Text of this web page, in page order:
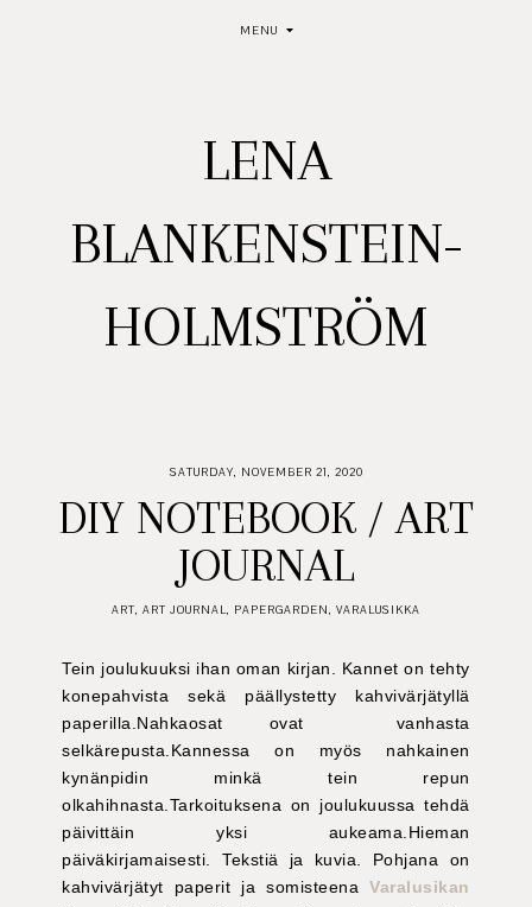
MENU
LENA
BLANKENSTEIN-
HOLMSTRÖM
SATURDAY, NOVEMBER 21, 2020
DIY NOTEBOOK / ART
JOURNAL
ART, ART JOURNAL, PAPERGARDEN, VARALUSIKKA
Tein joulukuuksi ihan oman kirjan. Kannet on tehty
konepahvista sekä päällystetty kahvivärjätyllä
paperilla.Nahkaosat ovat vanhasta
selkärepusta.Kannessa on myös nahkainen
kynänpidin minkä tein repun
olkahihnasta.Tarkoituksena on joulukuussa tehdä
päivittäin yksi aukeama.Hieman
päiväkirjamaisesti. Tekstiä ja kuvia. Pohjana on
kahvivärjätyt paperit ja somisteenaVaralusikan